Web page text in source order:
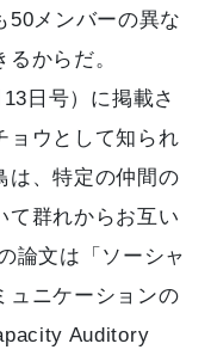
50メンバーの異な
からだ。
日号）に掲載さ
ョウとして知られ
は、特定の仲間の
て群れからお互い
論文は「ソーシャ
ュニケーションの
Auditory